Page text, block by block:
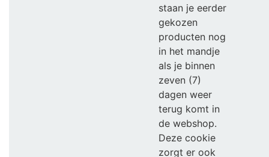
staan je eerder
gekozen
producten nog
in het mandje
als je binnen
zeven (7)
dagen weer
terug komt in
de webshop.
Deze cookie
zorgt er ook